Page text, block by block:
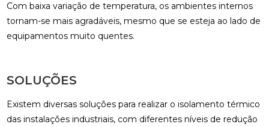
Com baixa variação de temperatura, os ambientes internos
tornam-se mais agradáveis, mesmo que se esteja ao lado de
equipamentos muito quentes.
SOLUÇÕES
Existem diversas soluções para realizar o isolamento térmico
das instalações industriais, com diferentes níveis de redução